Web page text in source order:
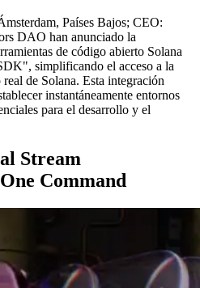
Países Bajos; CEO:
DAO han anunciado la
de código abierto Solana
simplificando el acceso a la
de Solana. Esta integración
instantáneamente entornos
para el desarrollo y el
Stream
Command